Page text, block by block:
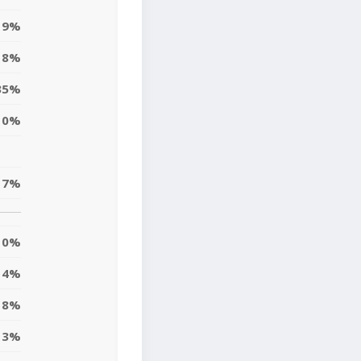
9%
0%
4%
8%
3%